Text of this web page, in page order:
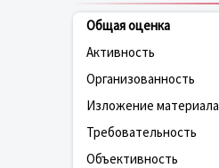
Общая оценка
Активность
Организованность
Изложение материала
Требовательность
Объективность